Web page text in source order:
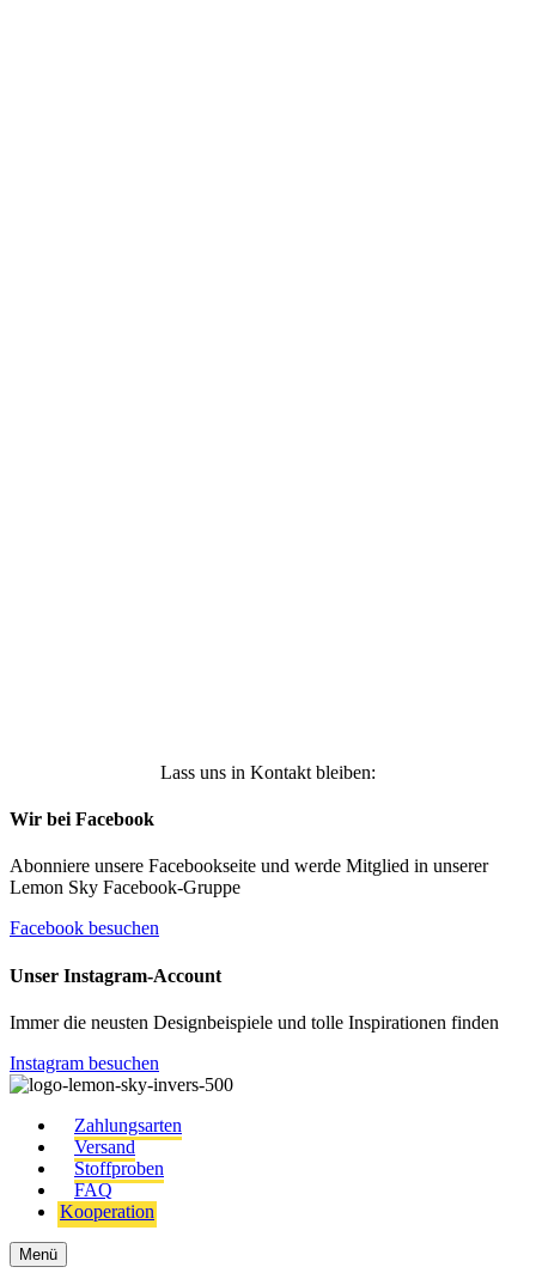
Lass uns in Kontakt bleiben:
Wir bei Facebook
Abonniere unsere Facebookseite und werde Mitglied in unserer
Lemon Sky Facebook-Gruppe
Facebook besuchen
Unser Instagram-Account
Immer die neusten Designbeispiele und tolle Inspirationen finden
Instagram besuchen
Zahlungsarten
Versand
Stoffproben
FAQ
Kooperation
Menü